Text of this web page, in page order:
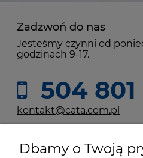
Zadzwoń do nas
Jesteśmy czynni od
godzinach 9-17.
504 801
kontakt@cata.com.pl
Dbamy o Twoją